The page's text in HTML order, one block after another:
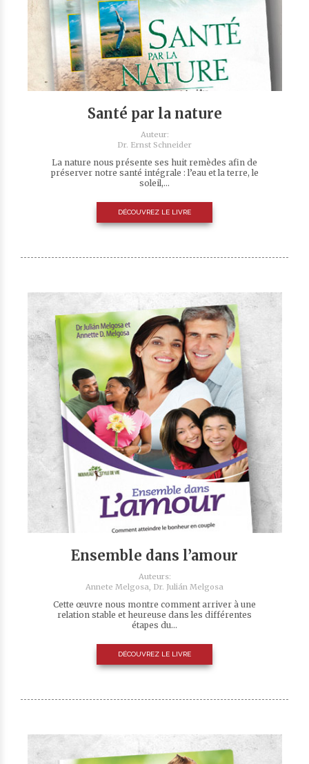
Santé par la nature
Auteur:
Dr. Ernst Schneider
La nature nous présente ses huit remèdes afin de
préserver notre santé intégrale : l’eau et la terre, le
soleil,...
DÉCOUVREZ LE LIVRE
Ensemble dans l’amour
Auteurs:
Annete Melgosa, Dr. Julián Melgosa
Cette œuvre nous montre comment arriver à une
relation stable et heureuse dans les différentes
étapes du...
DÉCOUVREZ LE LIVRE